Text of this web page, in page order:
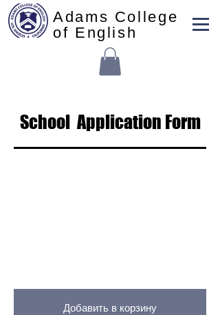
Adams College
of English
School Application Form
Добавить в корзину